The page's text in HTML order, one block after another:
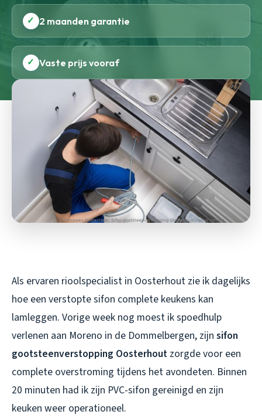
✓ 2 maanden garantie
✓ Vaste prijs vooraf
Als ervaren rioolspecialist in Oosterhout zie ik dagelijks
hoe een verstopte sifon complete keukens kan
lamleggen. Vorige week nog moest ik spoedhulp
verlenen aan Moreno in de Dommelbergen, zijn sifon
gootsteenverstopping Oosterhout zorgde voor een
complete overstroming tijdens het avondeten. Binnen
20 minuten had ik zijn PVC-sifon gereinigd en zijn
keuken weer operationeel.